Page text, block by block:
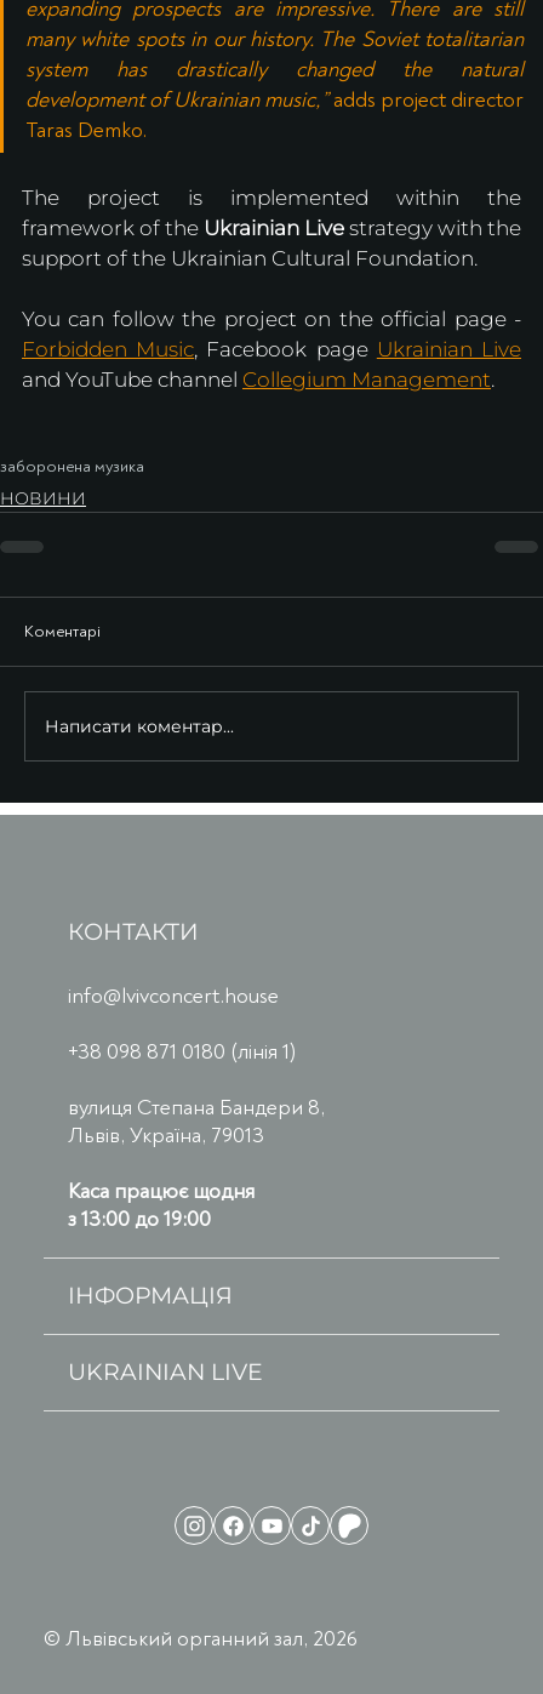
expanding prospects are impressive. There are still
many white spots in our history. The Soviet totalitarian
system has drastically changed the natural
development of Ukrainian music,” adds project director
Taras Demko.
The project is implemented within the
framework of the Ukrainian Live strategy with the
support of the Ukrainian Cultural Foundation.
Forbidden Music, Facebook page Ukrainian Live
and YouTube channel Collegium Management.
заборонена музика
НОВИНИ
Коментарі
Написати коментар...
© Львівський органний зал, 2026
КОНТАКТИ
info@lvivconcert.house
+38 098 871 0180 (лінія 1)
вулиця Степана Бандери 8,
Львів, Україна, 79013
Каса працює щодня
з 13:00 до 19:00
ІНФОРМАЦІЯ
UKRAINIAN LIVE